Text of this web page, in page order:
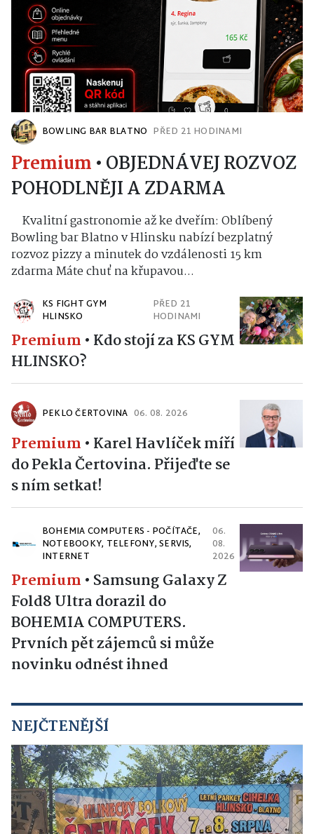
BOWLING BAR BLATNO PŘED 21 HODINAMI
Premium • OBJEDNÁVEJ ROZVOZ
POHODLNĚJI A ZDARMA
Kvalitní gastronomie až ke dveřím: Oblíbený
Bowling bar Blatno v Hlinsku nabízí bezplatný
rozvoz pizzy a minutek do vzdálenosti 15 km
zdarma Máte chuť na křupavou...
KS FIGHT GYM
HLINSKO
PŘED 21
HODINAMI
Premium • Kdo stojí za KS GYM
HLINSKO?
PEKLO ČERTOVINA 06. 08. 2026
Premium • Karel Havlíček míří
do Pekla Čertovina. Přijeďte se
s ním setkat!
BOHEMIA COMPUTERS - POČÍTAČE,
NOTEBOOKY, TELEFONY, SERVIS,
INTERNET
06.
08.
2026
Premium • Samsung Galaxy Z
Fold8 Ultra dorazil do
BOHEMIA COMPUTERS.
Prvních pět zájemců si může
novinku odnést ihned
NEJČTENĚJŠÍ